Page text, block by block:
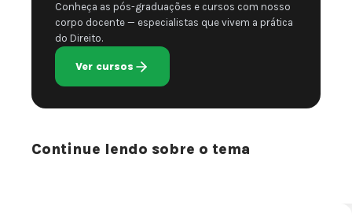
Conheça as pós-graduações e cursos com nosso
corpo docente — especialistas que vivem a prática
do Direito.
Ver cursos
Continue lendo sobre o tema